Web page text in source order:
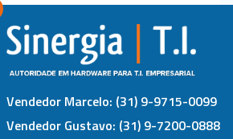
Vendedor Marcelo: (31) 9-9715-0099
Vendedor Gustavo: (31) 9-7200-0888